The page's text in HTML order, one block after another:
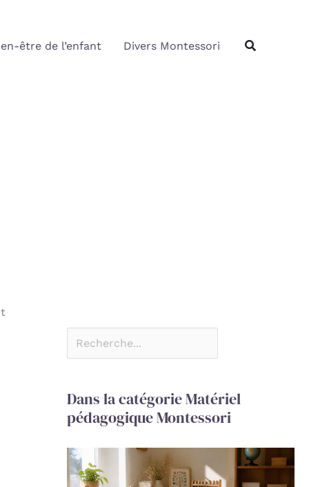
être de l’enfant Divers Montessori
Dans la catégorie Matériel
pédagogique Montessori